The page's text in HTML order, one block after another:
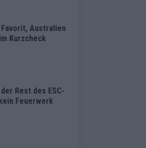
Favorit, Australien
Kurzcheck
Rest des ESC-
Feuerwerk